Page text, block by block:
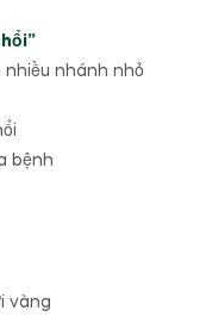
nhiều nhánh nhỏ
bệnh
vàng